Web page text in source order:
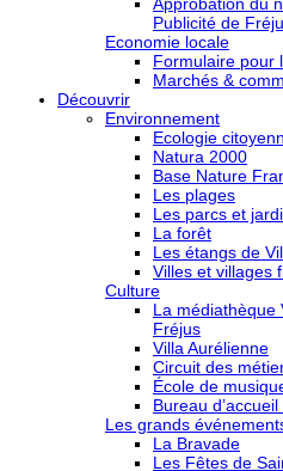
Publicité de
Economie locale
Formulaire pour
Marchés &
Découvrir
Environnement
Ecologie
Natura 2000
Base Nature
Les plages
Les parcs et
La forêt
Les étangs de
Villes et villages
Culture
La médiathèque
Fréjus
Villa Aurélienne
Circuit des
École de
Bureau
Les grands
La Bravade
Les Fêtes de